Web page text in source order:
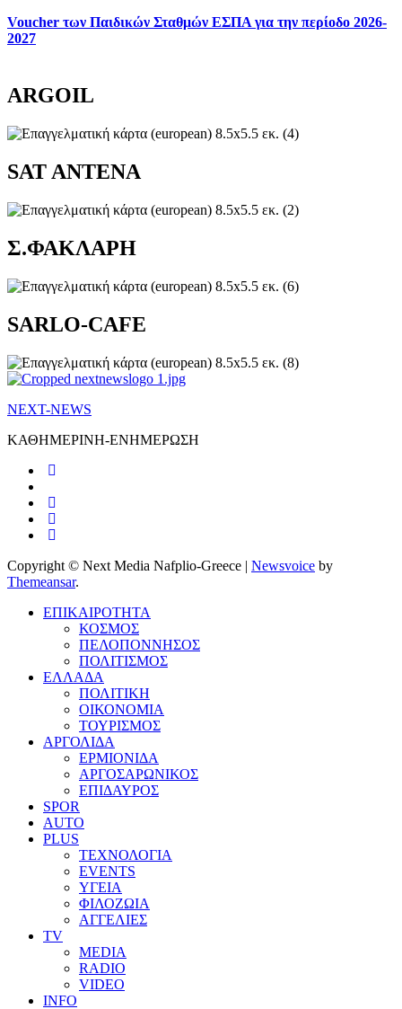
Voucher των Παιδικών Σταθμών ΕΣΠΑ για την περίοδο 2026-
2027
ARGOIL
SAT ANTENA
Σ.ΦΑΚΛΑΡΗ
SARLO-CAFE
NEXT-NEWS
ΚΑΘΗΜΕΡΙΝΗ-ΕΝΗΜΕΡΩΣΗ
Copyright © Next Media Nafplio-Greece | Newsvoice by
Themeansar.
ΕΠΙΚΑΙΡΟΤΗΤΑ
ΚΟΣΜΟΣ
ΠΕΛΟΠΟΝΝΗΣΟΣ
ΠΟΛΙΤΙΣΜΟΣ
ΕΛΛΑΔΑ
ΠΟΛΙΤΙΚΗ
ΟΙΚΟΝΟΜΙΑ
ΤΟΥΡΙΣΜΟΣ
ΑΡΓΟΛΙΔΑ
ΕΡΜΙΟΝΙΔΑ
ΑΡΓΟΣΑΡΩΝΙΚΟΣ
ΕΠΙΔΑΥΡΟΣ
SPOR
AUTO
PLUS
ΤΕΧΝΟΛΟΓΙΑ
EVENTS
ΥΓΕΙΑ
ΦΙΛΟΖΩΙΑ
ΑΓΓΕΛΙΕΣ
ΤV
MEDIA
RADIO
VIDEO
INFO